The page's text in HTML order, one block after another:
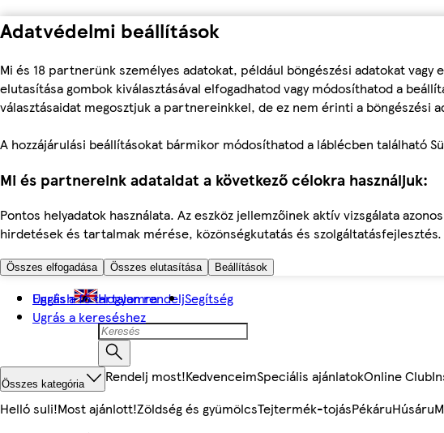
Adatvédelmi beállítások
Mi és 18 partnerünk személyes adatokat, például böngészési adatokat
elutasítása gombok kiválasztásával elfogadhatod vagy módosíthatod a
választásaidat megosztjuk a partnereinkkel, de ez nem érinti a böngészési
A hozzájárulási beállításokat bármikor módosíthatod a láblécben található
Mi és partnereink adataidat a következő célokra használjuk:
Pontos helyadatok használata. Az eszköz jellemzőinek aktív vizsgálata
hirdetések és tartalmak mérése, közönségkutatás és szolgáltatásfejlesztés.
Összes elfogadása Összes elutasítása Beállítások
Ugrás a fő tartalomra
Ugrás a kereséshez
English Hogyan rendeljSegítség
Összes kategória Rendelj most!KedvenceimSpeciális ajánlatokOnline Club
Helló suli!Most ajánlott!Zöldség és gyümölcsTejtermék-tojásPékáruHúsáru